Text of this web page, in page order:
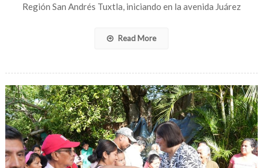
Andrés
Región San Andrés Tuxtla, iniciando en la avenida Juárez
Read More